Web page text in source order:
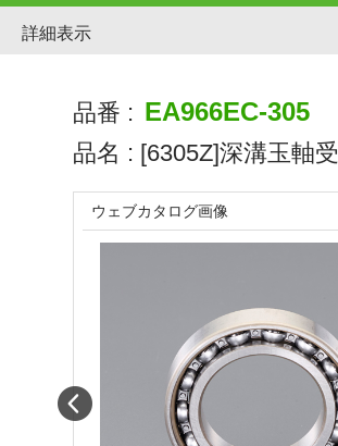
詳細表示
品番 : EA966EC-305
品名 : [6305Z]深溝玉軸受
ウェブカタログ画像